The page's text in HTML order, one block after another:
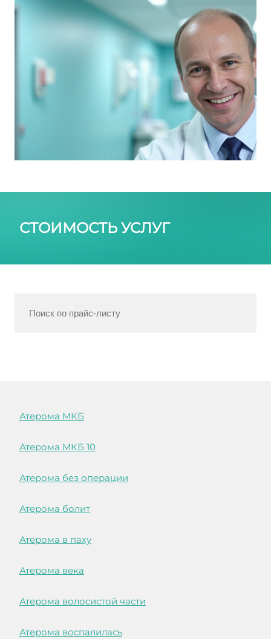
СТОИМОСТЬ УСЛУГ
Атерома МКБ
Атерома МКБ 10
Атерома без операции
Атерома болит
Атерома в паху
Атерома века
Атерома волосистой части
Атерома воспалилась